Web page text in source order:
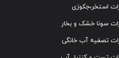
استخر،جکوزی
سونا خشک و بخار
تصفیه آب خانگی